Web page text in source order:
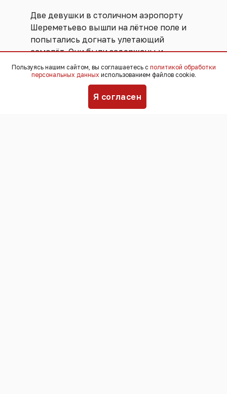
Две девушки в столичном аэропорту
Шереметьево вышли на лётное поле и
попытались догнать улетающий
самолёт. Они были задержаны и
переданы ФСБ. Угрозы безопасности
полётов не возникло, никто не
сообщилив пресс-службе
Пользуясь нашим сайтом, вы соглашаетесь с политикой обработки
персональных данных использованием файлов cookie.
Я согласен